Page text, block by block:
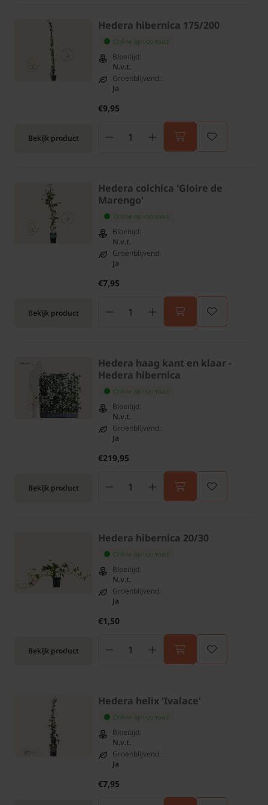
Bekijk product
Hedera hibernica 175/200
Online op voorraad
Bloeitijd:
N.v.t.
Groenblijvend:
Ja
€9,95
Bekijk product
Hedera colchica 'Gloire de
Marengo'
Online op voorraad
Bloeitijd:
N.v.t.
Groenblijvend:
Ja
€7,95
Bekijk product
Hedera haag kant en klaar -
Hedera hibernica
Online op voorraad
Bloeitijd:
N.v.t.
Groenblijvend:
Ja
€219,95
Bekijk product
Hedera hibernica 20/30
Online op voorraad
Bloeitijd:
N.v.t.
Groenblijvend:
Ja
€1,50
Hedera helix 'Ivalace'
Online op voorraad
Bloeitijd:
N.v.t.
Groenblijvend:
Ja
€7,95